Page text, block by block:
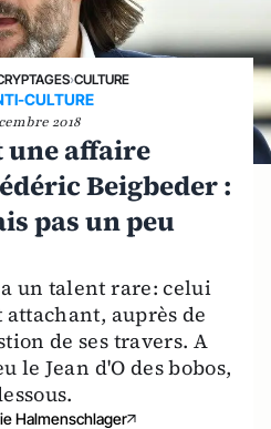
›CULTURE
CULTURE
2018
une affaire
Beigbeder :
pas un peu
un talent rare: celui
auprès de
de ses travers. A
le Jean d'O des bobos,
Halmenschlager